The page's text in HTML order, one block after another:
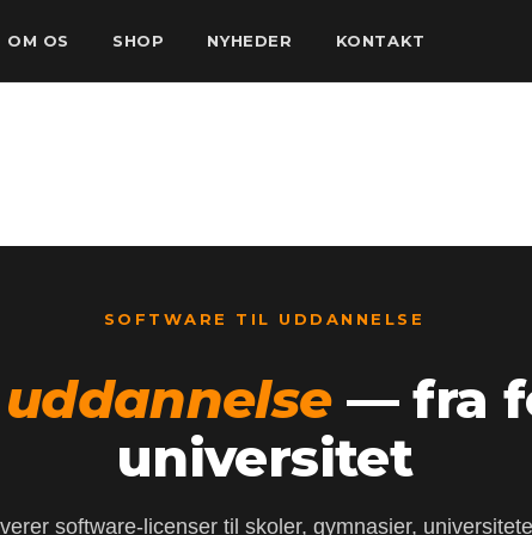
OM OS SHOP NYHEDER KONTAKT
SOFTWARE TIL UDDANNELSE
uddannelse— fra
universitet
software-licenser til skoler, gymnasier,